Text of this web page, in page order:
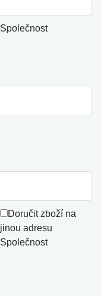
Společnost
Doručit zboží na
jinou adresu
Společnost